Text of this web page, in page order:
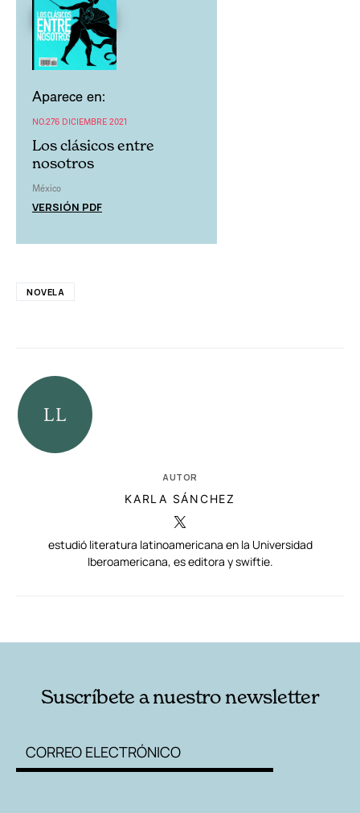
Aparece en:
NO.276 DICIEMBRE 2021
Los clásicos entre
nosotros
México
VERSIÓN PDF
NOVELA
AUTOR
KARLA SÁNCHEZ
estudió literatura latinoamericana en la Universidad
Iberoamericana, es editora y swiftie.
Suscríbete a nuestro newsletter